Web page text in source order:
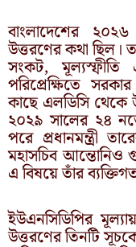
বাংলাদেশের
উত্তরণের কথা ছিল।
সংকট, মূল্যস্ফীতি
পরিপ্রেক্ষিতে
কাছে এলডিসি থেকে
২০২৯ সালের ২৪
পরে প্রধানমন্ত্রী
মহাসচিব আন্তোনিও
এ বিষয়ে তাঁর
ইউএনসিডিপির
উত্তরণের তিনটি